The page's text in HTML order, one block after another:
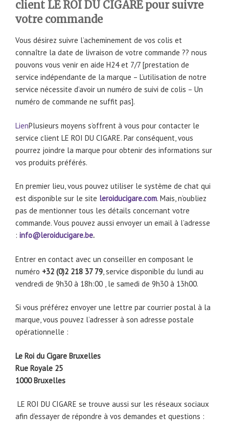
client LE ROI DU CIGARE pour suivre
votre commande
Vous désirez suivre l’acheminement de vos colis et
connaître la date de livraison de votre commande ?? nous
pouvons vous venir en aide H24 et 7/7 [prestation de
service indépendante de la marque – L’utilisation de notre
service nécessite d’avoir un numéro de suivi de colis – Un
numéro de commande ne suffit pas].
LienPlusieurs moyens s’offrent à vous pour contacter le
service client LE ROI DU CIGARE. Par conséquent, vous
pourrez joindre la marque pour obtenir des informations sur
vos produits préférés.
En premier lieu, vous pouvez utiliser le système de chat qui
est disponible sur le site leroiducigare.com. Mais, n’oubliez
pas de mentionner tous les détails concernant votre
commande. Vous pouvez aussi envoyer un email à l’adresse
: info@leroiducigare.be.
Entrer en contact avec un conseiller en composant le
numéro +32 (0)2 218 37 79, service disponible du lundi au
vendredi de 9h30 à 18h:00 , le samedi de 9h30 à 13h00.
Si vous préférez envoyer une lettre par courrier postal à la
marque, vous pouvez l’adresser à son adresse postale
opérationnelle :
Le Roi du Cigare Bruxelles
Rue Royale 25
1000 Bruxelles
LE ROI DU CIGARE se trouve aussi sur les réseaux sociaux
afin d’essayer de répondre à vos demandes et questions :